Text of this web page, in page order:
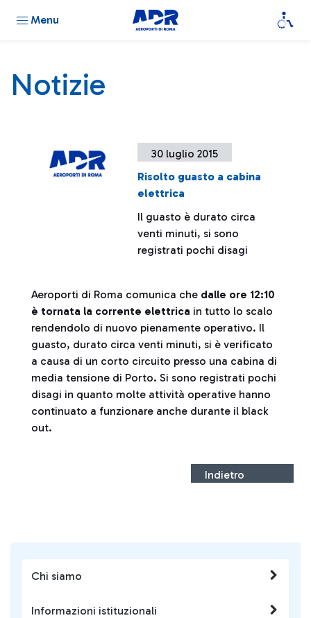
Menu
Chi siamo
Informazioni istituzionali
Notizie
30 luglio 2015
Risolto guasto a cabina
elettrica
Il guasto è durato circa
venti minuti, si sono
registrati pochi disagi
Aeroporti di Roma comunica che dalle ore 12:10
è tornata la corrente elettrica in tutto lo scalo
rendendolo di nuovo pienamente operativo. Il
guasto, durato circa venti minuti, si è verificato
a causa di un corto circuito presso una cabina di
media tensione di Porto. Si sono registrati pochi
disagi in quanto molte attività operative hanno
continuato a funzionare anche durante il black
out.
Indietro